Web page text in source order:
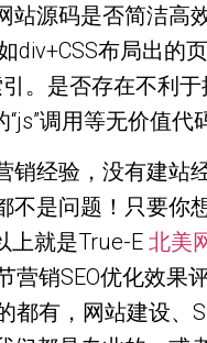
站源码是否简洁高
div+CSS布局出的
。是否存在不利于
“js”调用等无价值代
销经验，没有建站
不是问题！只要你
上就是True-E 北美
营销SEO优化效果
都有，网站建设、